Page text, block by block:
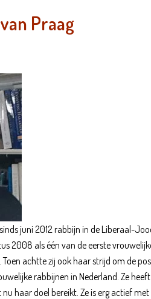
Praag
juni 2012 rabbijn in de Liberaal-
2008 als één van de eerste
achtte zij ook haar strijd om de
rabbijnen in Nederland. Ze
haar doel bereikt. Ze is erg actief